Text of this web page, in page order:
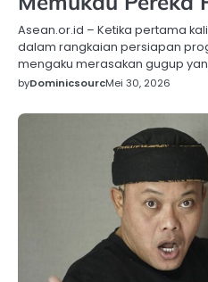
Asean.or.id – Ketika pertama
dalam rangkaian persiapan
mengaku merasakan gugup
byDominicsourcMei 30, 2026